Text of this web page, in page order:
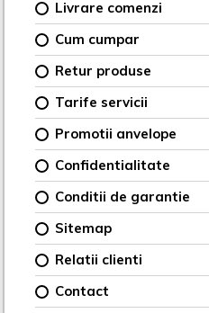
Livrare comenzi
Cum cumpar
Retur produse
Tarife servicii
Promotii anvelope
Confidentialitate
Conditii de garantie
Sitemap
Relatii clienti
Contact